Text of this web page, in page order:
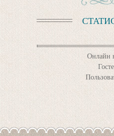
Онлайн